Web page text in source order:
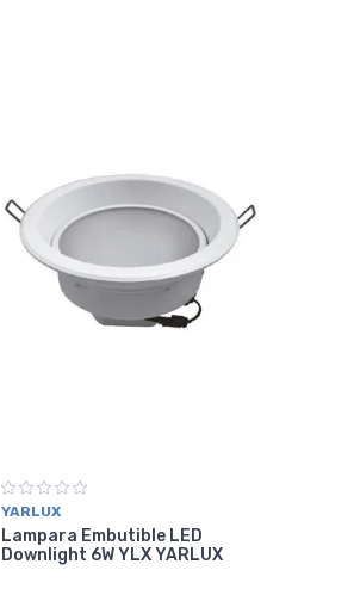
YARLUX
Lampara Embutible LED
Downlight 6W YLX YARLUX